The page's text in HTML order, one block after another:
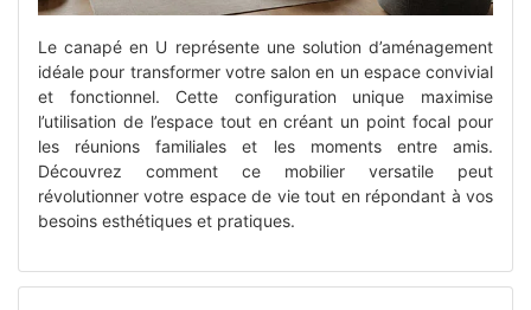
Le canapé en U représente une solution d’aménagement
idéale pour transformer votre salon en un espace convivial
et fonctionnel. Cette configuration unique maximise
l’utilisation de l’espace tout en créant un point focal pour
les réunions familiales et les moments entre amis.
Découvrez comment ce mobilier versatile peut
révolutionner votre espace de vie tout en répondant à vos
besoins esthétiques et pratiques.